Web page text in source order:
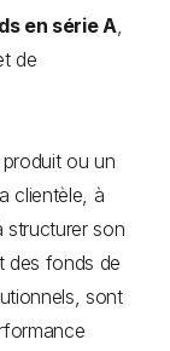
en série A,
de
ou un
clientèle, à
structurer son
des fonds de
sont